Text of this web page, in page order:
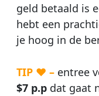
geld betaald is
hebt een
je hoog in de
TIP ♥ –entree
$7 p.pdat gaat